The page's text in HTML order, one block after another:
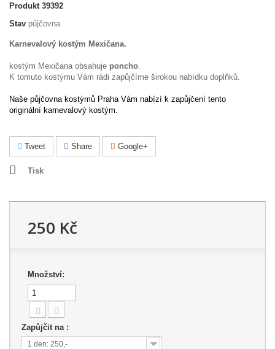
Produkt 39392
Stav půjčovna
Karnevalový kostým Mexičana.
kostým Mexičana obsahuje poncho.
K tomuto kostýmu Vám rádi zapůjčíme širokou nabídku doplňků.
Naše půjčovna kostýmů Praha Vám nabízí k zapůjčení tento
originální karnevalový kostým.
Tweet Share Google+
Tisk
250 Kč
Množství:
Zapůjčit na :
1 den: 250,-